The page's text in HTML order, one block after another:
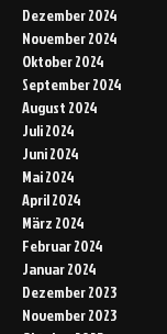
Dezember 2024
November 2024
Oktober 2024
September 2024
August 2024
Juli 2024
Juni 2024
Mai 2024
April 2024
März 2024
Februar 2024
Januar 2024
Dezember 2023
November 2023